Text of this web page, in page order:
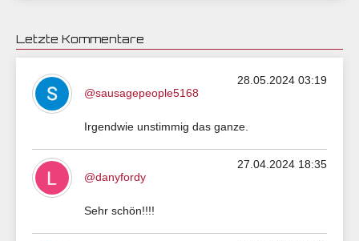
Letzte Kommentare
28.05.2024 03:19
@sausagepeople5168
Irgendwie unstimmig das ganze.
27.04.2024 18:35
@danyfordy
Sehr schön!!!!